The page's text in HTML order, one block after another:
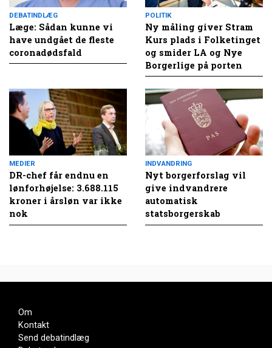
DEBATINDLÆG
Læge: Sådan kunne vi
have undgået de fleste
coronadødsfald
POLITIK
Ny måling giver Stram
Kurs plads i Folketinget
og smider LA og Nye
Borgerlige på porten
MEDIER
DR-chef får endnu en
lønforhøjelse: 3.688.115
kroner i årsløn var ikke
nok
INDVANDRING
Nyt borgerforslag vil
give indvandrere
automatisk
statsborgerskab
Om
Kontakt
Send debatindlæg